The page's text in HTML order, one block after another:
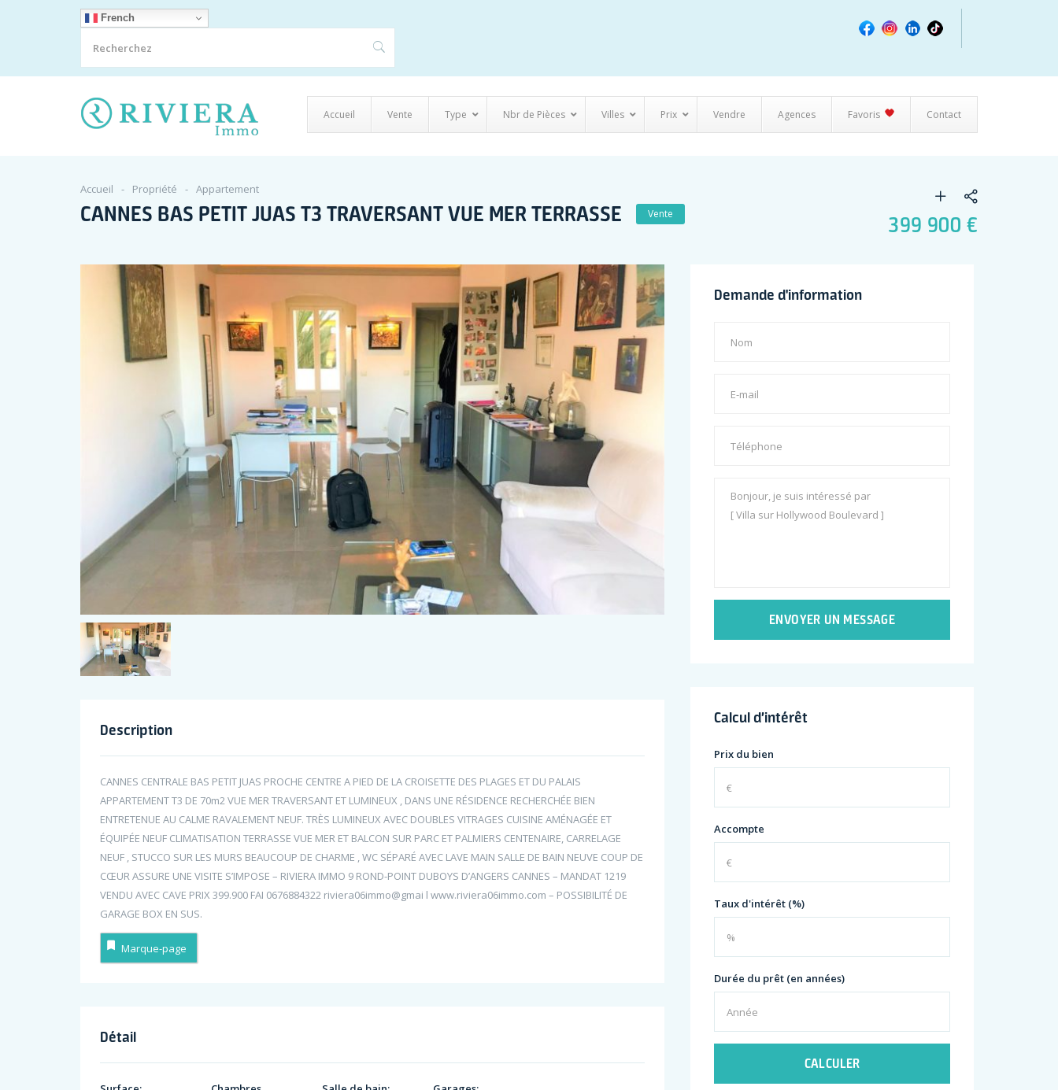
French
Accueil Vente Type Nbr de Pièces Villes Prix Vendre Agences Favoris Contact
399 900 €
Accueil Propriété Appartement
CANNES BAS PETIT JUAS T3 TRAVERSANT VUE MER TERRASSE Vente
Description
CANNES CENTRALE BAS PETIT JUAS PROCHE CENTRE A PIED DE LA CROISETTE DES PLAGES ET DU PALAIS
APPARTEMENT T3 DE 70m2 VUE MER TRAVERSANT ET LUMINEUX , DANS UNE RÉSIDENCE RECHERCHÉE BIEN
ENTRETENUE AU CALME RAVALEMENT NEUF. TRÈS LUMINEUX AVEC DOUBLES VITRAGES CUISINE AMÉNAGÉE ET
ÉQUIPÉE NEUF CLIMATISATION TERRASSE VUE MER ET BALCON SUR PARC ET PALMIERS CENTENAIRE, CARRELAGE
NEUF , STUCCO SUR LES MURS BEAUCOUP DE CHARME , WC SÉPARÉ AVEC LAVE MAIN SALLE DE BAIN NEUVE COUP DE
CŒUR ASSURE UNE VISITE S’IMPOSE – RIVIERA IMMO 9 ROND-POINT DUBOYS D’ANGERS CANNES – MANDAT 1219
VENDU AVEC CAVE PRIX 399.900 FAI 0676884322 riviera06immo@gmai l www.riviera06immo.com – POSSIBILITÉ DE
GARAGE BOX EN SUS.
Marque-page
Détail
Demande d'information
ENVOYER UN MESSAGE
Calcul d’intérêt
Prix du bien
Accompte
Taux d'intérêt (%)
Durée du prêt (en années)
CALCULER